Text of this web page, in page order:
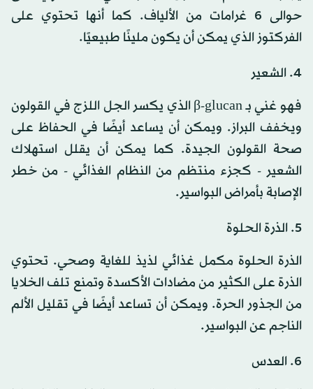
حوالى 6 غرامات من الألياف. كما أنها تحتوي على
الفركتوز الذي يمكن أن يكون ملينًا طبيعيًا.
4. الشعير
فهو غني بـ β-glucan الذي يكسر الجل اللزج في القولون
ويخفف البراز. ويمكن أن يساعد أيضًا في الحفاظ على
صحة القولون الجيدة. كما يمكن أن يقلل استهلاك
الشعير - كجزء منتظم من النظام الغذائي - من خطر
الإصابة بأمراض البواسير.
5. الذرة الحلوة
الذرة الحلوة مكمل غذائي لذيذ للغاية وصحي. تحتوي
الذرة على الكثير من مضادات الأكسدة وتمنع تلف الخلايا
من الجذور الحرة. ويمكن أن تساعد أيضًا في تقليل الألم
الناجم عن البواسير.
6. العدس